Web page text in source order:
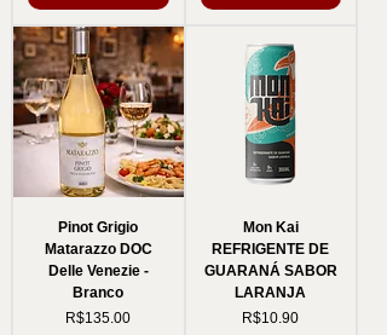
Pinot Grigio
Matarazzo DOC
Delle Venezie -
Branco
Price
R$135.00
Mon Kai
REFRIGENTE DE
GUARANÁ SABOR
LARANJA
Price
R$10.90